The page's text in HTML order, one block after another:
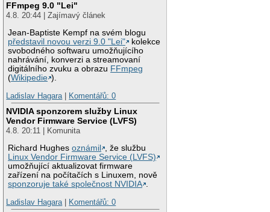
FFmpeg 9.0 "Lei"
4.8. 20:44 | Zajímavý článek
Jean-Baptiste Kempf na svém blogu
představil novou verzi 9.0 "Lei"
kolekce
svobodného softwaru umožňujícího
nahrávání, konverzi a streamovaní
digitálního zvuku a obrazu FFmpeg
(Wikipedie ).
Ladislav Hagara
Komentářů: 0
NVIDIA sponzorem služby Linux
Vendor Firmware Service (LVFS)
4.8. 20:11 | Komunita
Richard Hughesoznámil
, že službu
Linux Vendor Firmware Service (LVFS)
umožňující aktualizovat firmware
zařízení na počítačích s Linuxem, nově
sponzoruje také společnost NVIDIA .
Ladislav Hagara | Komentářů: 0